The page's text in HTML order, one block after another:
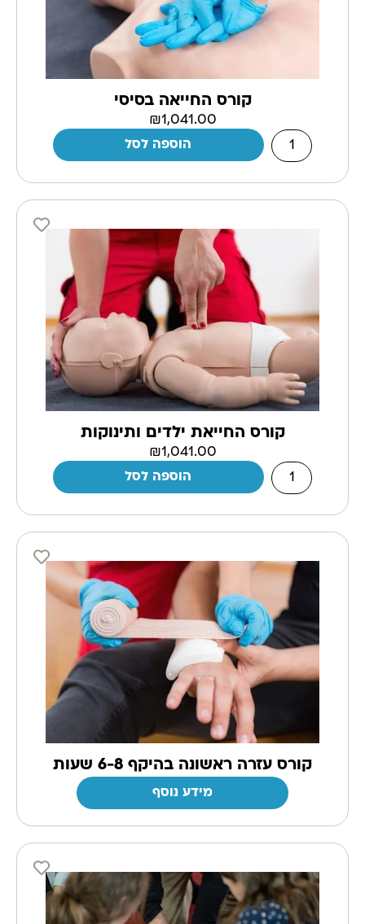
קורס החייאה בסיסי
₪1,041.00
הוספה לסל
קורס החייאת ילדים ותינוקות
₪1,041.00
הוספה לסל
קורס עזרה ראשונה בהיקף 6-8 שעות
מידע נוסף